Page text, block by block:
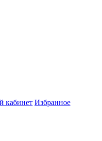
кабинет Избранное